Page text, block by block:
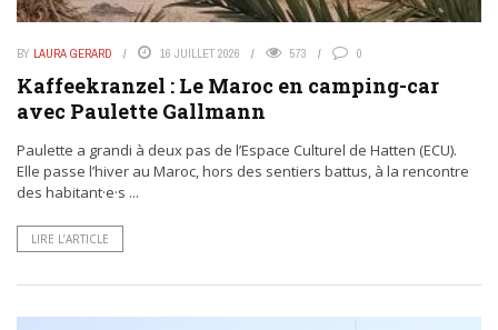
BY LAURA GERARD 16 JUILLET 2026 573 0
Kaffeekranzel : Le Maroc en camping-car
avec Paulette Gallmann
Paulette a grandi à deux pas de l’Espace Culturel de Hatten (ECU).
Elle passe l’hiver au Maroc, hors des sentiers battus, à la rencontre
des habitant·e·s ...
LIRE L’ARTICLE